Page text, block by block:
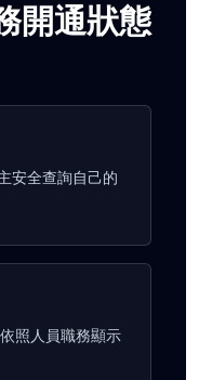
開通狀態
安全查詢自己的
照人員職務顯示